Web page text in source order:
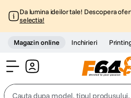
Da lumina ideilor tale! Descopera
selectia!
Magazin online Inchirieri
Cauta dupa model, tipul produsului,